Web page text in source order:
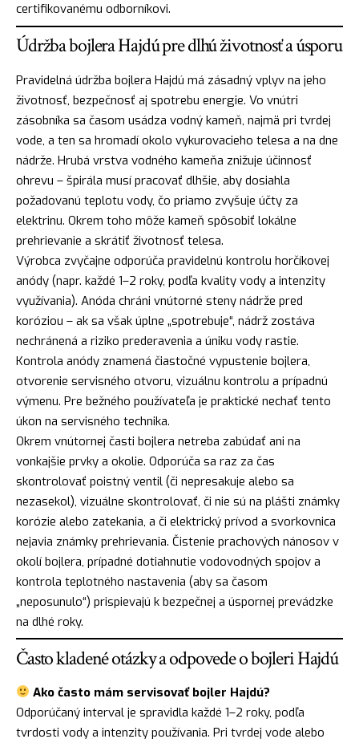
certifikovanému odborníkovi.
Údržba bojlera Hajdú pre dlhú životnosť a úsporu
Pravidelná údržba bojlera Hajdú má zásadný vplyv na jeho
životnosť, bezpečnosť aj spotrebu energie. Vo vnútri
zásobníka sa časom usádza vodný kameň, najmä pri tvrdej
vode, a ten sa hromadí okolo vykurovacieho telesa a na dne
nádrže. Hrubá vrstva vodného kameňa znižuje účinnosť
ohrevu – špirála musí pracovať dlhšie, aby dosiahla
požadovanú teplotu vody, čo priamo zvyšuje účty za
elektrinu. Okrem toho môže kameň spôsobiť lokálne
prehrievanie a skrátiť životnosť telesa.
Výrobca zvyčajne odporúča pravidelnú kontrolu horčíkovej
anódy (napr. každé 1–2 roky, podľa kvality vody a intenzity
využívania). Anóda chráni vnútorné steny nádrže pred
koróziou – ak sa však úplne „spotrebuje“, nádrž zostáva
nechránená a riziko prederavenia a úniku vody rastie.
Kontrola anódy znamená čiastočné vypustenie bojlera,
otvorenie servisného otvoru, vizuálnu kontrolu a prípadnú
výmenu. Pre bežného používateľa je praktické nechať tento
úkon na servisného technika.
Okrem vnútornej časti bojlera netreba zabúdať ani na
vonkajšie prvky a okolie. Odporúča sa raz za čas
skontrolovať poistný ventil (či nepresakuje alebo sa
nezasekol), vizuálne skontrolovať, či nie sú na plášti známky
korózie alebo zatekania, a či elektrický prívod a svorkovnica
nejavia známky prehrievania. Čistenie prachových nánosov v
okolí bojlera, prípadné dotiahnutie vodovodných spojov a
kontrola teplotného nastavenia (aby sa časom
„neposunulo“) prispievajú k bezpečnej a úspornej prevádzke
na dlhé roky.
Často kladené otázky a odpovede o bojleri Hajdú
Ako často mám servisovať bojler Hajdú?
Odporúčaný interval je spravidla každé 1–2 roky, podľa
tvrdosti vody a intenzity používania. Pri tvrdej vode alebo